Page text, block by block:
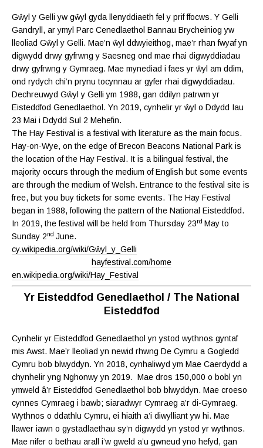
Gŵyl y Gelli yw gŵyl gyda llenyddiaeth fel y prif ffocws. Y Gelli
Gandryll, ar ymyl Parc Cenedlaethol Bannau Brycheiniog yw
lleoliad Gŵyl y Gelli. Mae’n ŵyl ddwyieithog, mae’r rhan fwyaf yn
digwydd drwy gyfrwng y Saesneg ond mae rhai digwyddiadau
drwy gyfrwng y Gymraeg. Mae mynediad i faes yr ŵyl am ddim,
ond rydych chi’n prynu tocynnau ar gyfer rhai digwyddiadau.
Dechreuwyd Gŵyl y Gelli ym 1988, gan ddilyn patrwm yr
Eisteddfod Genedlaethol. Yn 2019, cynhelir yr ŵyl o Ddydd Iau
23 Mai i Ddydd Sul 2 Mehefin.
The Hay Festival is a festival with literature as the main focus.
Hay-on-Wye, on the edge of Brecon Beacons National Park is
the location of the Hay Festival. It is a bilingual festival, the
majority occurs through the medium of English but some events
are through the medium of Welsh. Entrance to the festival site is
free, but you buy tickets for some events. The Hay Festival
began in 1988, following the pattern of the National Eisteddfod.
In 2019, the festival will be held from Thursday 23rd May to
Sunday 2nd June.
cy.wikipedia.org/wiki/Gŵyl_y_Gelli
hayfestival.com/home
en.wikipedia.org/wiki/Hay_Festival
Yr Eisteddfod Genedlaethol / The National
Eisteddfod
Cynhelir yr Eisteddfod Genedlaethol yn ystod wythnos gyntaf
mis Awst. Mae’r lleoliad yn newid rhwng De Cymru a Gogledd
Cymru bob blwyddyn. Yn 2018, cynhaliwyd ym Mae Caerdydd a
chynhelir yng Nghonwy yn 2019. Mae dros 150,000 o bobl yn
ymweld â’r Eisteddfod Genedlaethol bob blwyddyn. Mae croeso
cynnes Cymraeg i bawb; siaradwyr Cymraeg a’r di-Gymraeg.
Wythnos o ddathlu Cymru, ei hiaith a’i diwylliant yw hi. Mae
llawer iawn o gystadlaethau sy’n digwydd yn ystod yr wythnos.
Mae nifer o bethau arall i’w gweld a’u gwneud yno hefyd, gan